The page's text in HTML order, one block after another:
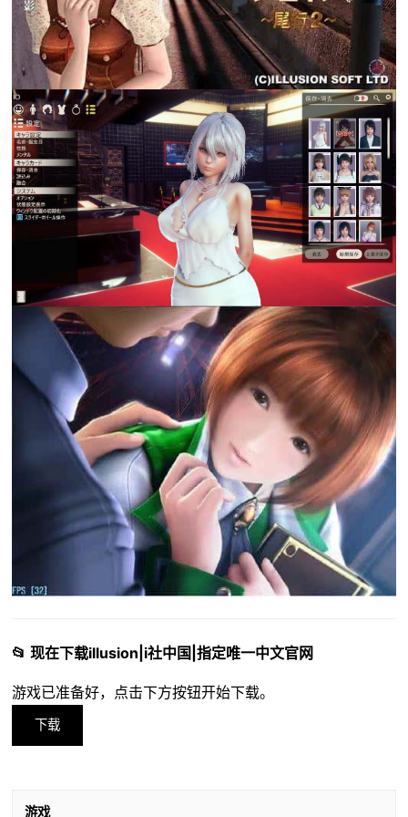
📂 现在下载illusion|i社中国|指定唯一中文官网
游戏已准备好，点击下方按钮开始下载。
下载
游戏